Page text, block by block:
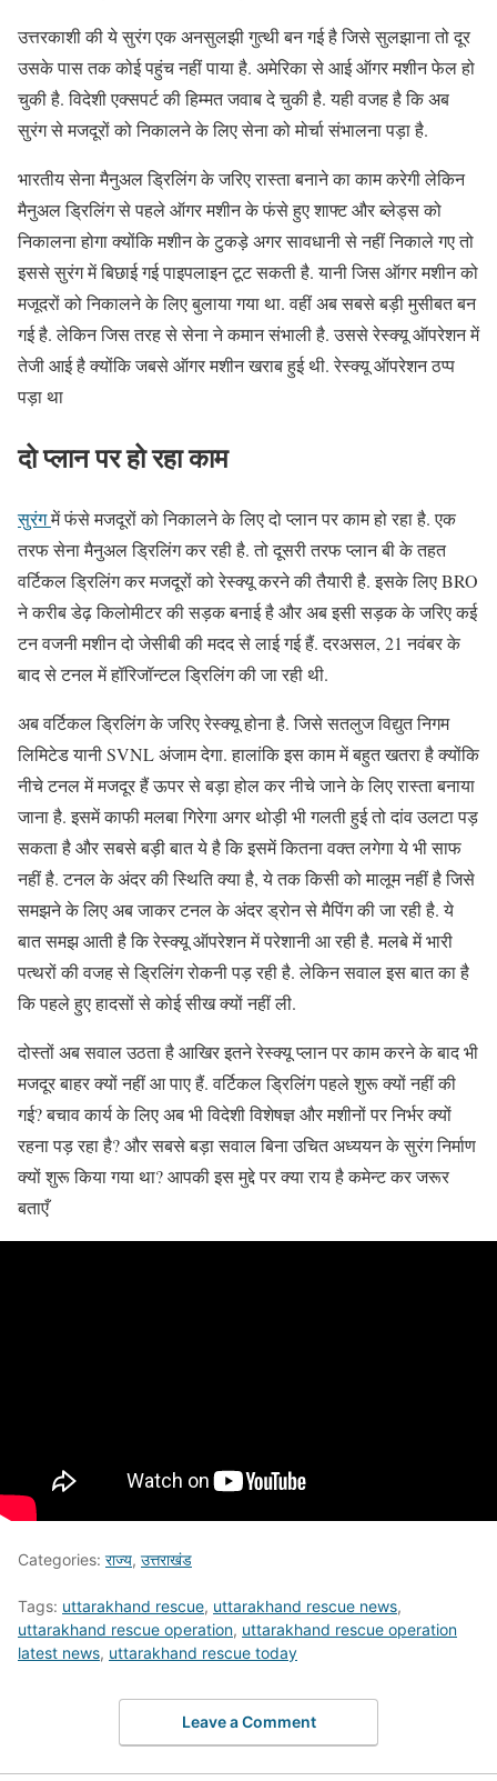
उत्तरकाशी की ये सुरंग एक अनसुलझी गुत्थी बन गई है जिसे सुलझाना तो दूर
उसके पास तक कोई पहुंच नहीं पाया है. अमेरिका से आई ऑगर मशीन फेल हो
चुकी है. विदेशी एक्सपर्ट की हिम्मत जवाब दे चुकी है. यही वजह है कि अब
सुरंग से मजदूरों को निकालने के लिए सेना को मोर्चा संभालना पड़ा है.
भारतीय सेना मैनुअल ड्रिलिंग के जरिए रास्ता बनाने का काम करेगी लेकिन
मैनुअल ड्रिलिंग से पहले ऑगर मशीन के फंसे हुए शाफ्ट और ब्लेड्स को
निकालना होगा क्योंकि मशीन के टुकड़े अगर सावधानी से नहीं निकाले गए तो
इससे सुरंग में बिछाई गई पाइपलाइन टूट सकती है. यानी जिस ऑगर मशीन को
मजूदरों को निकालने के लिए बुलाया गया था. वहीं अब सबसे बड़ी मुसीबत बन
गई है. लेकिन जिस तरह से सेना ने कमान संभाली है. उससे रेस्क्यू ऑपरेशन में
तेजी आई है क्योंकि जबसे ऑगर मशीन खराब हुई थी. रेस्क्यू ऑपरेशन ठप्प
पड़ा था
दो प्लान पर हो रहा काम
सुरंगमें फंसे मजदूरों को निकालने के लिए दो प्लान पर काम हो रहा है. एक
तरफ सेना मैनुअल ड्रिलिंग कर रही है. तो दूसरी तरफ प्लान बी के तहत
वर्टिकल ड्रिलिंग कर मजदूरों को रेस्क्यू करने की तैयारी है. इसके लिए BRO
ने करीब डेढ़ किलोमीटर की सड़क बनाई है और अब इसी सड़क के जरिए कई
टन वजनी मशीन दो जेसीबी की मदद से लाई गई हैं. दरअसल, 21 नवंबर के
बाद से टनल में हॉरिजॉन्टल ड्रिलिंग की जा रही थी.
अब वर्टिकल ड्रिलिंग के जरिए रेस्क्यू होना है. जिसे सतलुज विद्युत निगम
लिमिटेड यानी SVNL अंजाम देगा. हालांकि इस काम में बहुत खतरा है क्योंकि
नीचे टनल में मजदूर हैं ऊपर से बड़ा होल कर नीचे जाने के लिए रास्ता बनाया
जाना है. इसमें काफी मलबा गिरेगा अगर थोड़ी भी गलती हुई तो दांव उलटा पड़
सकता है और सबसे बड़ी बात ये है कि इसमें कितना वक्त लगेगा ये भी साफ
नहीं है. टनल के अंदर की स्थिति क्या है, ये तक किसी को मालूम नहीं है जिसे
समझने के लिए अब जाकर टनल के अंदर ड्रोन से मैपिंग की जा रही है. ये
बात समझ आती है कि रेस्क्यू ऑपरेशन में परेशानी आ रही है. मलबे में भारी
पत्थरों की वजह से ड्रिलिंग रोकनी पड़ रही है. लेकिन सवाल इस बात का है
कि पहले हुए हादसों से कोई सीख क्यों नहीं ली.
दोस्तों अब सवाल उठता है आखिर इतने रेस्क्यू प्लान पर काम करने के बाद भी
मजदूर बाहर क्यों नहीं आ पाए हैं. वर्टिकल ड्रिलिंग पहले शुरू क्यों नहीं की
गई? बचाव कार्य के लिए अब भी विदेशी विशेषज्ञ और मशीनों पर निर्भर क्यों
रहना पड़ रहा है? और सबसे बड़ा सवाल बिना उचित अध्ययन के सुरंग निर्माण
क्यों शुरू किया गया था? आपकी इस मुद्दे पर क्या राय है कमेन्ट कर जरूर
बताएँ
Categories: राज्य, उत्तराखंड
Tags: uttarakhand rescue, uttarakhand rescue news,
uttarakhand rescue operation, uttarakhand rescue operation
latest news, uttarakhand rescue today
Leave a Comment